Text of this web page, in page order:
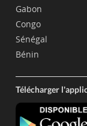
Gabon
Congo
Sénégal
Bénin
Télécharger